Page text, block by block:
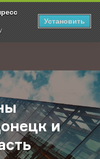
Установить
Приостановлены доставки в г.
и